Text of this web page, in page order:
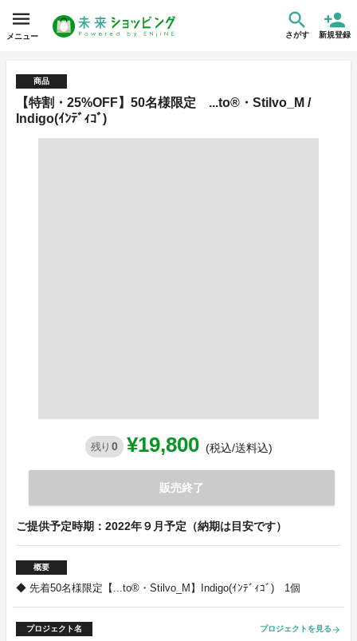
メニュー さがす 新規登録
商品
【特割・25%OFF】50名様限定 ...to®・Stilvo_M /
Indigo(ｲﾝﾃﾞｨｺﾞ)
残り 0 ¥19,800 (税込/送料込)
販売終了
ご提供予定時期：2022年９月予定（納期は目安です）
概要
◆ 先着50名様限定【...to®・Stilvo_M】Indigo(ｲﾝﾃﾞｨｺﾞ) 1個
プロジェクト名 プロジェクトを見る arrow_forward